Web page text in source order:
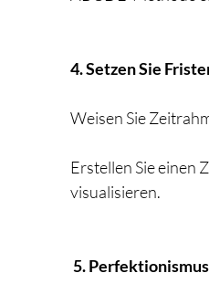
4. Setzen Sie
Weisen Sie
Erstellen Sie einen
visualisieren.
5.